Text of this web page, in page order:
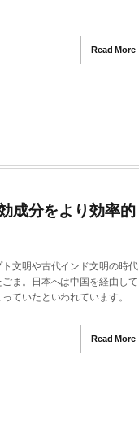
Read More
成分をより効率的
ト文明や古代インド文明の時代
ま。日本へは中国を経由して
ていたといわれています。
Read More